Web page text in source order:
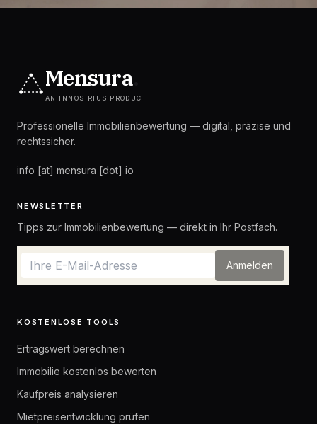
Mensura.
AN INNOSIRIUS PRODUCT
Professionelle Immobilienbewertung — digital, präzise und
rechtssicher.
info [at] mensura [dot] io
NEWSLETTER
Tipps zur Immobilienbewertung — direkt in Ihr Postfach.
Anmelden
KOSTENLOSE TOOLS
Ertragswert berechnen
Immobilie kostenlos bewerten
Kaufpreis analysieren
Mietpreisentwicklung prüfen